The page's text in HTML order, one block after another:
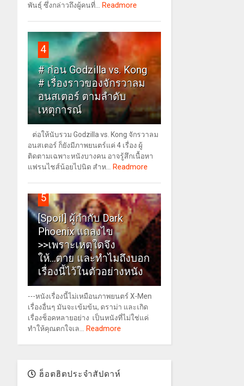
พันธุ์ ซึ่งกล่าวถึงผู้คนที่...
Readmore
4
# ก่อน Godzilla vs. Kong
# เรื่องราวของจักรวาลม
อนสเตอร์ ตามลำดับ
เหตุการณ์
ต่อให้นับรวม Godzilla vs. Kong จักรวาลม
อนสเตอร์ ก็ยังมีภาพยนตร์แค่ 4 เรื่อง ผู้
ติดตามเฉพาะหนังบางคน อาจรู้สึกเนื้อหา
แฟรนไชส์น้อยไปนิด สำห...
Readmore
5
[Spoil] ผู้กำกับ Dark
Phoenix แถลงไข
>>เพราะเหตุใดจึง
ให้...ตาย และทำไมถึงบอก
เรื่องนี้ไว้ในตัวอย่างหนัง
---หนังเรื่องนี้ไม่เหมือนภาพยนตร์ X-Men
เรื่องอื่นๆ มันจะเข้มข้น, ดราม่า และเกิด
เรื่องช็อคหลายอย่าง เป็นหนังที่ไม่ใช่แค่
ทำให้คุณตกใจเล...
Readmore
ฮ็อตฮิตประจำสัปดาห์